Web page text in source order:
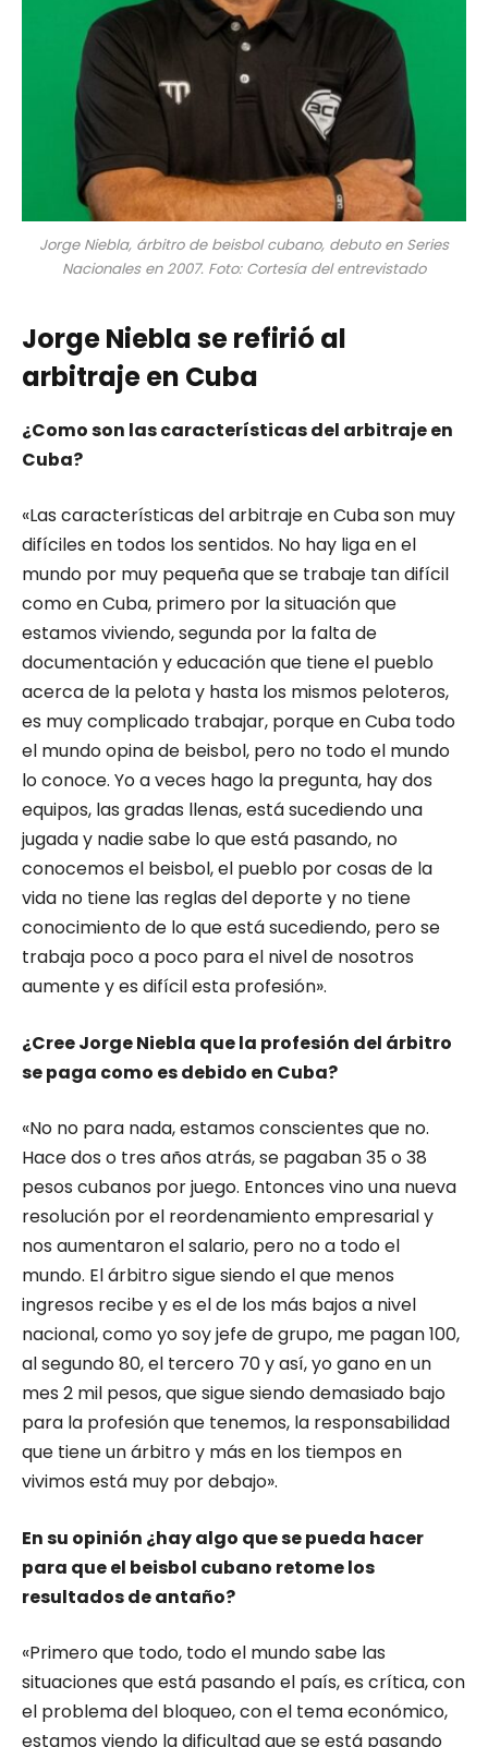
Jorge Niebla, árbitro de beisbol cubano, debuto en Series
Nacionales en 2007. Foto: Cortesía del entrevistado
Jorge Niebla se refirió al
arbitraje en Cuba
¿Como son las características del arbitraje en
Cuba?
«Las características del arbitraje en Cuba son muy
difíciles en todos los sentidos. No hay liga en el
mundo por muy pequeña que se trabaje tan difícil
como en Cuba, primero por la situación que
estamos viviendo, segunda por la falta de
documentación y educación que tiene el pueblo
acerca de la pelota y hasta los mismos peloteros,
es muy complicado trabajar, porque en Cuba todo
el mundo opina de beisbol, pero no todo el mundo
lo conoce. Yo a veces hago la pregunta, hay dos
equipos, las gradas llenas, está sucediendo una
jugada y nadie sabe lo que está pasando, no
conocemos el beisbol, el pueblo por cosas de la
vida no tiene las reglas del deporte y no tiene
conocimiento de lo que está sucediendo, pero se
trabaja poco a poco para el nivel de nosotros
aumente y es difícil esta profesión».
¿Cree Jorge Niebla que la profesión del árbitro
se paga como es debido en Cuba?
«No no para nada, estamos conscientes que no.
Hace dos o tres años atrás, se pagaban 35 o 38
pesos cubanos por juego. Entonces vino una nueva
resolución por el reordenamiento empresarial y
nos aumentaron el salario, pero no a todo el
mundo. El árbitro sigue siendo el que menos
ingresos recibe y es el de los más bajos a nivel
nacional, como yo soy jefe de grupo, me pagan 100,
al segundo 80, el tercero 70 y así, yo gano en un
mes 2 mil pesos, que sigue siendo demasiado bajo
para la profesión que tenemos, la responsabilidad
que tiene un árbitro y más en los tiempos en
vivimos está muy por debajo».
En su opinión ¿hay algo que se pueda hacer
para que el beisbol cubano retome los
resultados de antaño?
«Primero que todo, todo el mundo sabe las
situaciones que está pasando el país, es crítica, con
el problema del bloqueo, con el tema económico,
estamos viendo la dificultad que se está pasando